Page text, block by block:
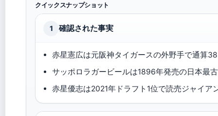
クイックスナップショット
1 確認された事実
赤星憲広は元阪神タイガースの外野手で通算
サッポロラガービールは1896年発売の日本最
赤星優志は2021年ドラフト1位で読売ジャイア